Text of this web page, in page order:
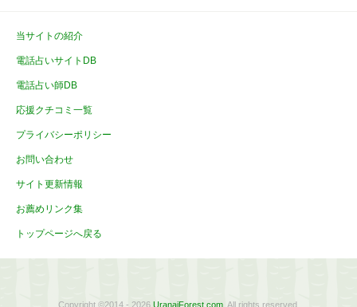
当サイトの紹介
電話占いサイトDB
電話占い師DB
応援クチコミ一覧
プライバシーポリシー
お問い合わせ
サイト更新情報
お薦めリンク集
トップページへ戻る
Copyright ©2014 - 2026 UranaiForest.com. All rights reserved.